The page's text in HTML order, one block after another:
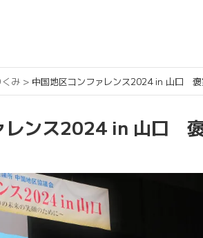
み > 中国地区コンファレンス2024 in 山口 褒
レンス2024 in 山口